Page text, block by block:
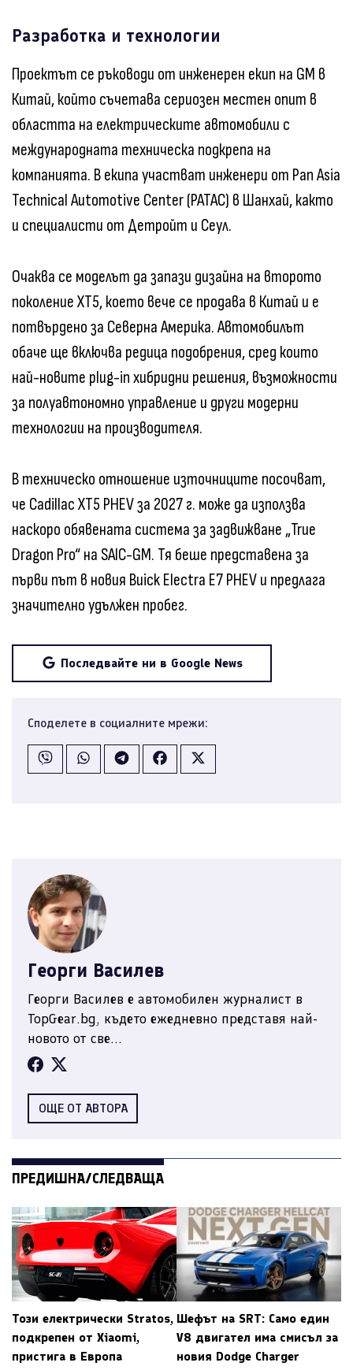
Разработка и технологии
Проектът се ръководи от инженерен екип на GM в
Китай, който съчетава сериозен местен опит в
областта на електрическите автомобили с
международната техническа подкрепа на
компанията. В екипа участват инженери от Pan Asia
Technical Automotive Center (PATAC) в Шанхай, както
и специалисти от Детройт и Сеул.
Очаква се моделът да запази дизайна на второто
поколение XT5, което вече се продава в Китай и е
потвърдено за Северна Америка. Автомобилът
обаче ще включва редица подобрения, сред които
най-новите plug-in хибридни решения, възможности
за полуавтономно управление и други модерни
технологии на производителя.
В техническо отношение източниците посочват,
че Cadillac XT5 PHEV за 2027 г. може да използва
наскоро обявената система за задвижване „True
Dragon Pro“ на SAIC-GM. Тя беше представена за
първи път в новия Buick Electra E7 PHEV и предлага
значително удължен пробег.
Последвайте ни в Google News
Споделете в социалните мрежи:
Георги Василев
Георги Василев е автомобилен журналист в
TopGear.bg, където ежедневно представя най-
новото от све...
ОЩЕ ОТ АВТОРА
ПРЕДИШНА/СЛЕДВАЩА
Този електрически Stratos,
подкрепен от Xiaomi,
пристига в Европа
Шефът на SRT: Само един
V8 двигател има смисъл за
новия Dodge Charger